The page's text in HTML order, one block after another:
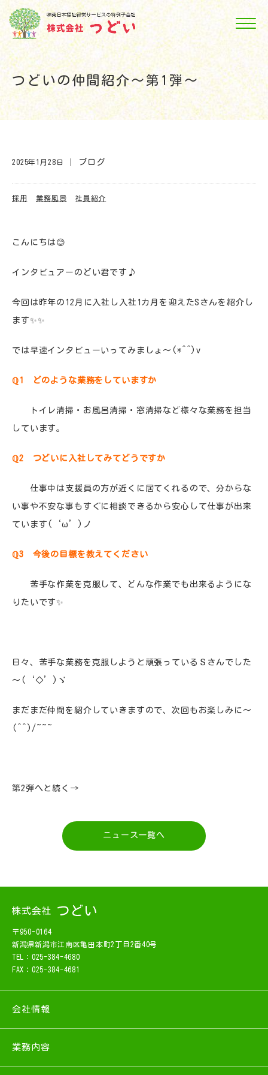
つどいの仲間紹介～第1弾～
2025年1月28日 ブログ
採用 業務風景 社員紹介
こんにちは😊
インタビュアーのどい君です♪
今回は昨年の12月に入社し入社1カ月を迎えたSさんを紹介し
ます✨✨
では早速インタビューいってみましょ～(*^^)v
ℚ1 どのような業務をしていますか
トイレ清掃・お風呂清掃・窓清掃など様々な業務を担当
しています。
ℚ2 つどいに入社してみてどうですか
仕事中は支援員の方が近くに居てくれるので、分からな
い事や不安な事もすぐに相談できるから安心して仕事が出来
ています(‘ω’)ノ
ℚ3 今後の目標を教えてください
苦手な作業を克服して、どんな作業でも出来るようにな
りたいです✨
日々、苦手な業務を克服しようと頑張っているＳさんでした
～(‘◇’)ゞ
まだまだ仲間を紹介していきますので、次回もお楽しみに～
(^^)/~~~
第2弾へと続く→
ニュース一覧へ
〒950-0164
新潟県新潟市江南区亀田本町2丁目2番40号
TEL：025-384-4680
FAX：025-384-4681
会社情報
業務内容